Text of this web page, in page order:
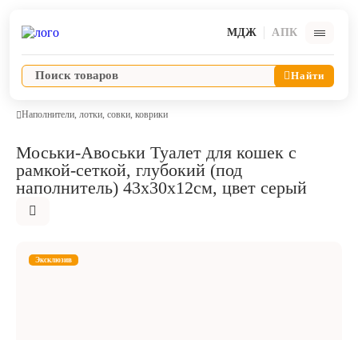
МДЖ АПК
Найти
Ветпрепараты
Наполнители, лотки, совки, коврики
Моськи-Авоськи Туалет для кошек с
рамкой-сеткой, глубокий (под
наполнитель) 43х30х12см, цвет серый
Эксклюзив